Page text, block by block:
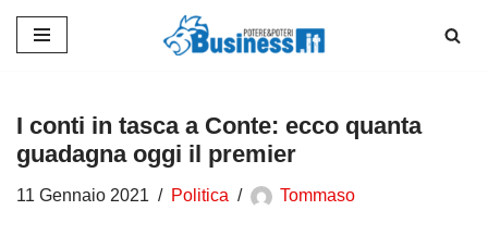
contenuto
I conti in tasca a Conte: ecco quanta
guadagna oggi il premier
11 Gennaio 2021 Politica Tommaso